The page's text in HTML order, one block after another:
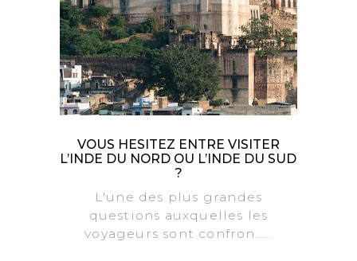
VOUS HESITEZ ENTRE VISITER
L’INDE DU NORD OU L’INDE DU SUD
?
L'une des plus grandes
questions auxquelles les
voyageurs sont confron.....